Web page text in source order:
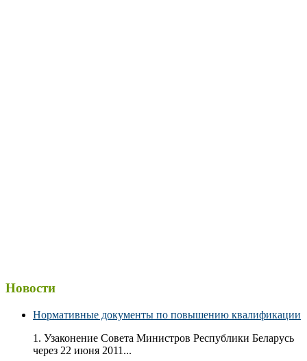
Новости
Нормативные документы по повышению квалификации
1. Узаконение Совета Министров Республики Беларусь
через 22 июня 2011...